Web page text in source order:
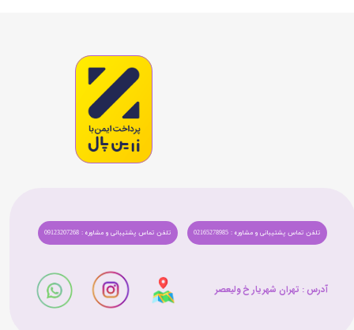
تلفن تماس پشتیبانی و مشاوره : 09123207268 تلفن تماس پشتیبانی و مشاوره : 02165278985
آدرس : تهران شهریار خ ولیعصر​​​​​​​